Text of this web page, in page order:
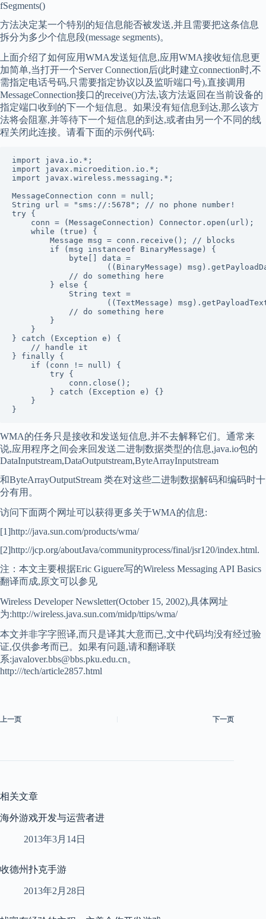
fSegments()
方法决定某一个特别的短信息能否被发送,并且需要把这条信息
拆分为多少个信息段(message segments)。
上面介绍了如何应用WMA发送短信息,应用WMA接收短信息更
加简单,当打开一个Server Connection后(此时建立connection时,不
需指定电话号码,只需要指定协议以及监听端口号),直接调用
MessageConnection接口的receive()方法,该方法返回在当前设备的
指定端口收到的下一个短信息。如果没有短信息到达,那么该方
法将会阻塞,并等待下一个短信息的到达,或者由另一个不同的线
程关闭此连接。请看下面的示例代码:
import java.io.*;
import javax.microedition.io.*;
import javax.wireless.messaging.*;
MessageConnection conn = null;
String url = "sms://:5678"; // no phone number!
try {
    conn = (MessageConnection) Connector.open(url);
    while (true) {
        Message msg = conn.receive(); // blocks
        if (msg instanceof BinaryMessage) {
            byte[] data =
((BinaryMessage)
            // do something here
        } else {
            String text =
((TextMessage)
            // do something here
        }
    }
} catch (Exception e) {
    // handle it
} finally {
    if (conn != null) {
        try {
            conn.close();
        } catch (Exception e) {}
    }
WMA的任务只是接收和发送短信息,并不去解释它们。通常来
说,应用程序之间会来回发送二进制数据类型的信息,java.io包的
DataInputstream,DataOutputstream,ByteArrayInputstream
和ByteArrayOutputStream 类在对这些二进制数据解码和编码时十
分有用。
访问下面两个网址可以获得更多关于WMA的信息:
[1]http://java.sun.com/products/wma/
[2]http://jcp.org/aboutJava/communityprocess/final/jsr120/index.html.
注：本文主要根据Eric Giguere写的Wireless Messaging API Basics
翻译而成,原文可以参见
Wireless Developer Newsletter(October 15, 2002),具体网址
为:http://wireless.java.sun.com/midp/ttips/wma/
本文并非字字照译,而只是译其大意而已,文中代码均没有经过验
证,仅供参考而已。如果有问题,请和翻译联
系:javalover.bbs@bbs.pku.edu.cn。
http:///tech/article2857.html
上一页 下一页
相关文章
海外游戏开发与运营者进
2013年3月14日
收德州扑克手游
2013年2月28日